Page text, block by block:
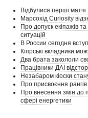
Відбулися перші
Марсохід Curiosity
Про допуск екіпажів
ситуацій
В России сегодня
Кіпрські вкладники
Два брата закололи
Працівники ДАІ
Незабаром кіоски
Про присвоєння
Про внесення змін до
сфері енергетики